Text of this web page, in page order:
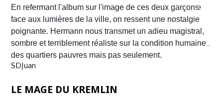
fluidité exemplaire. On est emporté dans une aventure
mêlant road trip étouffant, récit existentiel et course
contre la montre où chaque case souligne l'urgence de
survivre.
naissance.
En refermant l'album sur l'image de ces deux garçons
face aux lumières de la ville, on ressent une nostalgie
poignante. Hermann nous transmet un adieu magistral,
sombre et terriblement réaliste sur la condition humaine
des quartiers pauvres mais pas seulement.
SDJuan
LE MAGE DU KREMLIN